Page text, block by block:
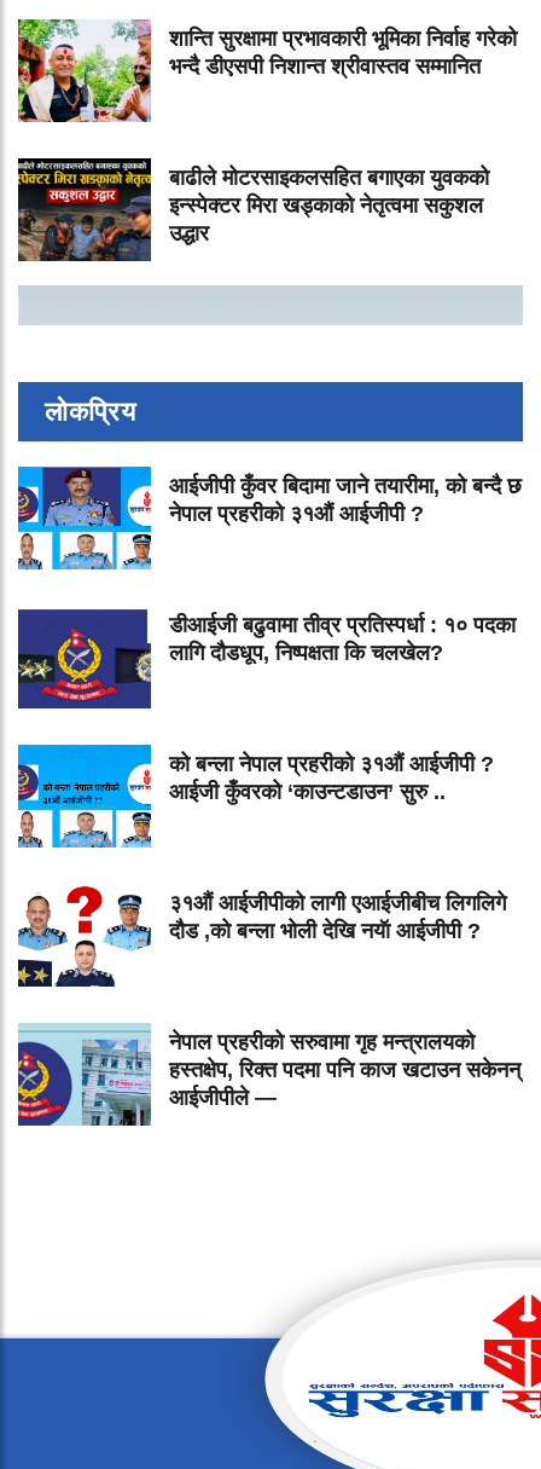
शान्ति सुरक्षामा प्रभावकारी भूमिका निर्वाह गरेको
भन्दै डीएसपी निशान्त श्रीवास्तव सम्मानित
बाढीले मोटरसाइकलसहित बगाएका युवकको
इन्स्पेक्टर मिरा खड्काको नेतृत्वमा सकुशल
उद्धार
लोकप्रिय
आईजीपी कुँवर बिदामा जाने तयारीमा, को बन्दै छ
नेपाल प्रहरीको ३१औं आईजीपी ?
डीआईजी बढुवामा तीव्र प्रतिस्पर्धा : १० पदका
लागि दौडधूप, निष्पक्षता कि चलखेल?
को बन्ला नेपाल प्रहरीको ३१औं आईजीपी ?
आईजी कुँवरको ‘काउन्टडाउन’ सुरु ..
३१औं आईजीपीको लागी एआईजीबीच लिगलिगे
दौड ,को बन्ला भोली देखि नयॅा आईजीपी ?
नेपाल प्रहरीको सरुवामा गृह मन्त्रालयको
हस्तक्षेप, रिक्त पदमा पनि काज खटाउन सकेनन्
आईजीपीले —